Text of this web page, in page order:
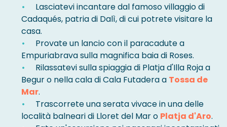
Lasciatevi incantare dal famoso villaggio di
Cadaqués, patria di Dalì, di cui potrete visitare la
casa.
Provate un lancio con il paracadute a
Empuriabrava sulla magnifica baia di Roses.
Rilassatevi sulla spiaggia di Platja d'Illa Roja a
Begur o nella cala di Cala Futadera a Tossa de
Mar.
Trascorrete una serata vivace in una delle
località balneari di Lloret del Mar o Platja d'Aro.